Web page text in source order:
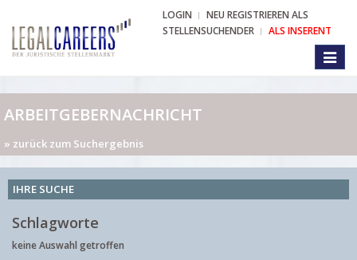
LOGIN
NEU REGISTRIEREN ALS
STELLENSUCHENDER
ALS INSERENT
ARBEITGEBERNACHRICHT
» zurück zum Suchergebnis
IHRE SUCHE
Schlagworte
keine Auswahl getroffen